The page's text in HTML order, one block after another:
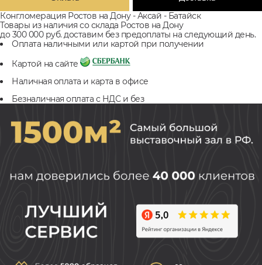
Конгломерация Ростов на Дону - Аксай - Батайск
Товары из наличия со склада Ростов на Дону
до 300 000 руб. доставим без предоплаты на следующий день.
Оплата наличными или картой при получении
Картой на сайте
Наличная оплата и карта в офисе
Безналичная оплата с НДС и без